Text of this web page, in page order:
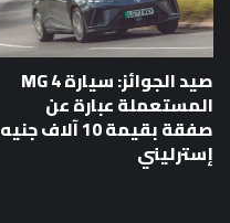
صيد الجوائز: سيارة MG 4
المستعملة عبارة عن
صفقة بقيمة 10 آلاف جنيه
إسترليني